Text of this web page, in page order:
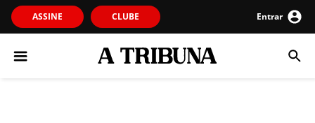
ASSINE CLUBE Entrar